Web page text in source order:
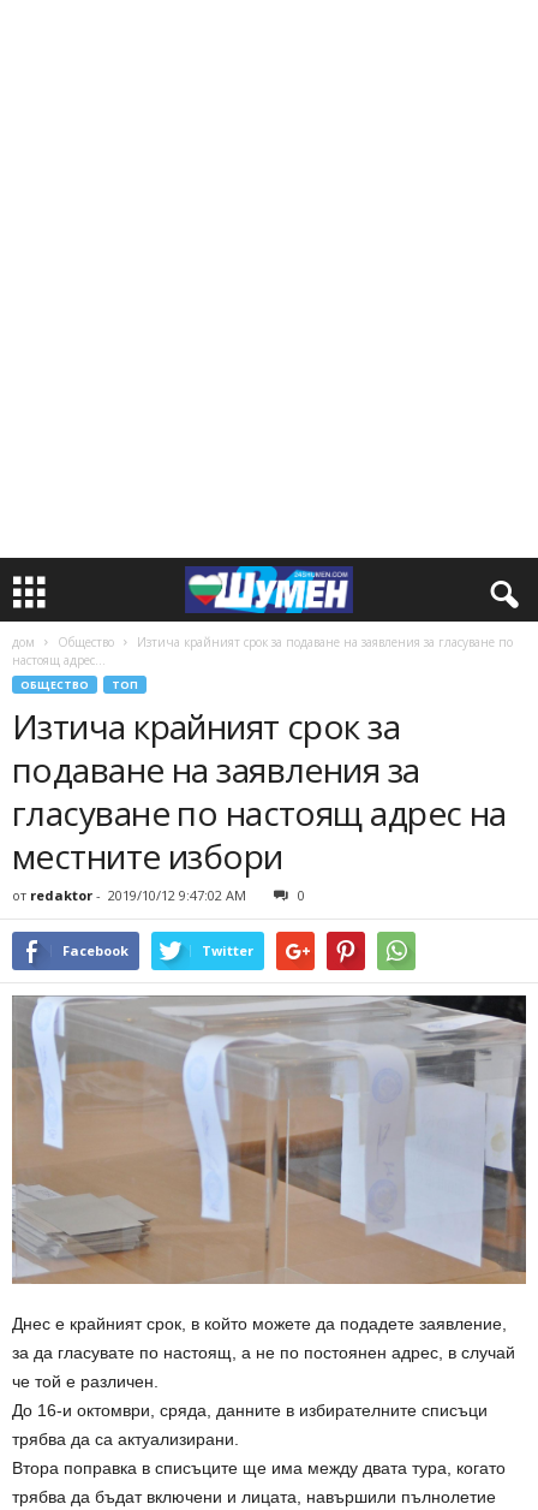
дом Общество
Изтича крайният срок за подаване на заявления за гласуване по
настоящ адрес...
ОБЩЕСТВО ТОП
Изтича крайният срок за
подаване на заявления за
гласуване по настоящ адрес на
местните избори
от redaktor - 2019/10/12 9:47:02 AM 0
Facebook Twitter
Днес е крайният срок, в който можете да подадете заявление,
за да гласувате по настоящ, а не по постоянен адрес, в случай
че той е различен.
До 16-и октомври, сряда, данните в избирателните списъци
трябва да са актуализирани.
Втора поправка в списъците ще има между двата тура, когато
трябва да бъдат включени и лицата, навършили пълнолетие